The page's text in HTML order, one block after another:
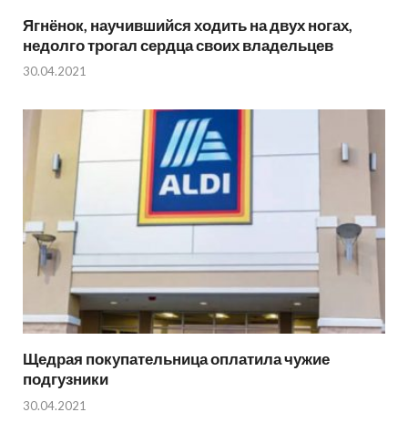
Ягнёнок, научившийся ходить на двух ногах,
недолго трогал сердца своих владельцев
30.04.2021
Щедрая покупательница оплатила чужие
подгузники
30.04.2021